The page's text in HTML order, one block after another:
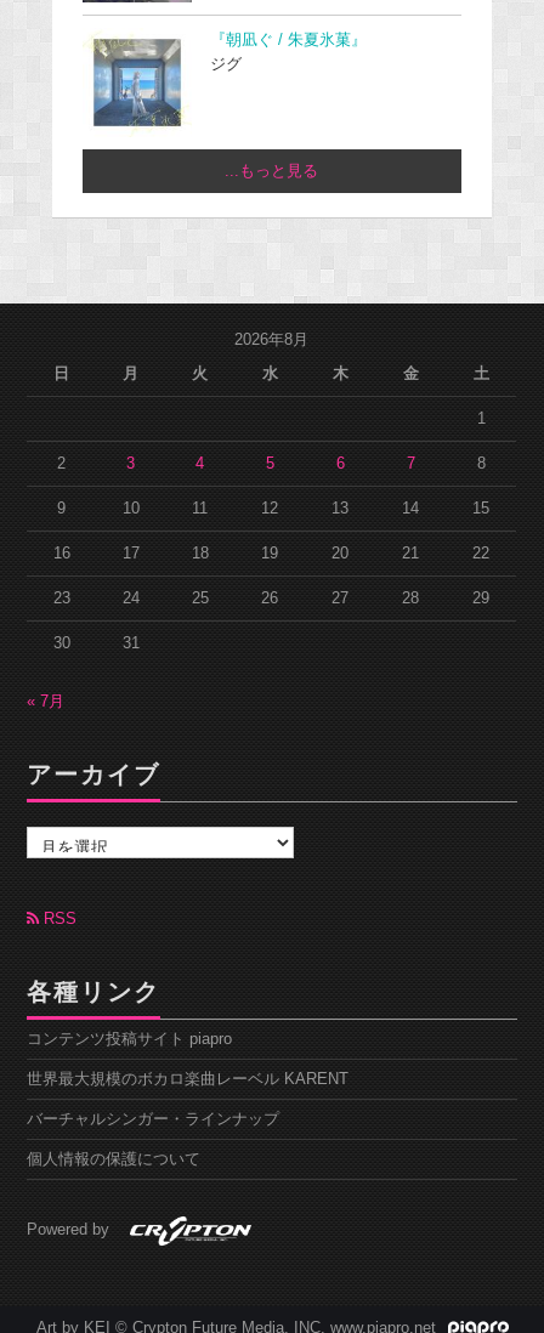
『朝凪ぐ / 朱夏氷菓』
ジグ
...もっと見る
2026年8月
日
月 火 水 木 金 土
1
2 3 4 5 6 7 8
9 10 11 12 13 14 15
16 17 18 19 20 21 22
23 24 25 26 27 28 29
30 31
« 7月
アーカイブ
カ
ブ RSS
各種リンク
コンテンツ投稿サイト piapro
世界最大規模のボカロ楽曲レーベル KARENT
バーチャルシンガー・ラインナップ
個人情報の保護について
Powered by
Art by KEI © Crypton Future Media, INC. www.piapro.net